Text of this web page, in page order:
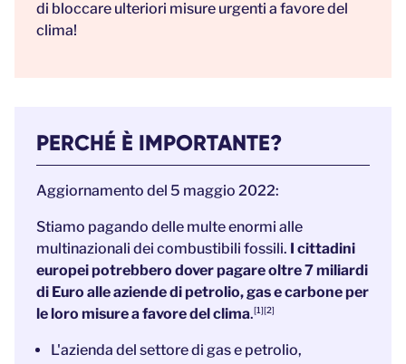
di bloccare ulteriori misure urgenti a favore del
clima!
PERCHÉ È IMPORTANTE?
Aggiornamento del 5 maggio 2022:
Stiamo pagando delle multe enormi alle
multinazionali dei combustibili fossili. I cittadini
europei potrebbero dover pagare oltre 7 miliardi
di Euro alle aziende di petrolio, gas e carbone per
le loro misure a favore del clima.[1][2]
L'azienda del settore di gas e petrolio,